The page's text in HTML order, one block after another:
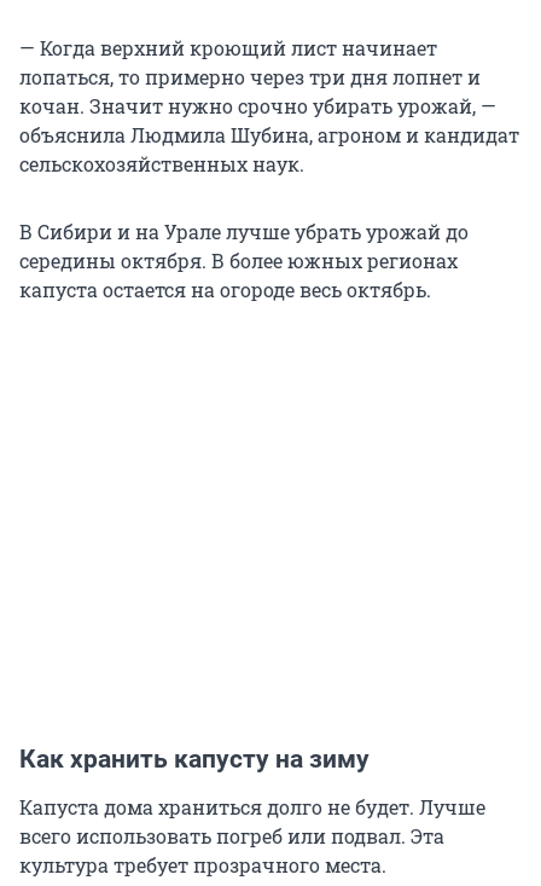
— Когда верхний кроющий лист начинает
лопаться, то примерно через три дня лопнет и
кочан. Значит нужно срочно убирать урожай, —
объяснила Людмила Шубина, агроном и кандидат
сельскохозяйственных наук.
В Сибири и на Урале лучше убрать урожай до
середины октября. В более южных регионах
капуста остается на огороде весь октябрь.
Как хранить капусту на зиму
Капуста дома храниться долго не будет. Лучше
всего использовать погреб или подвал. Эта
культура требует прозрачного места.